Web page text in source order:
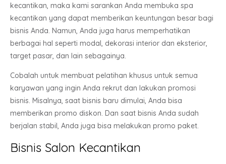
kecantikan, maka kami sarankan Anda membuka spa
kecantikan yang dapat memberikan keuntungan besar bagi
bisnis Anda. Namun, Anda juga harus memperhatikan
berbagai hal seperti modal, dekorasi interior dan eksterior,
target pasar, dan lain sebagainya.
Cobalah untuk membuat pelatihan khusus untuk semua
karyawan yang ingin Anda rekrut dan lakukan promosi
bisnis. Misalnya, saat bisnis baru dimulai, Anda bisa
memberikan promo diskon. Dan saat bisnis Anda sudah
berjalan stabil, Anda juga bisa melakukan promo paket.
Bisnis Salon Kecantikan